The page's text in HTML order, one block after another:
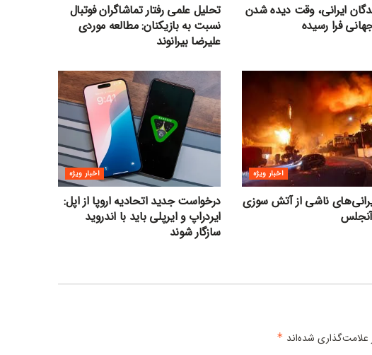
ایرانی، وقت دیده شدن
جهانی فرا رسیده
تحلیل علمی رفتار تماشاگران فوتبال
نسبت به بازیکنان: مطالعه موردی
علیرضا بیرانوند
اخبار ویژه
ناشی از آتش سوزی
اخبار ویژه
درخواست جدید اتحادیه اروپا از اپل:
ایردراپ و ایرپلی باید با اندروید
سازگار شوند
شده‌اند *